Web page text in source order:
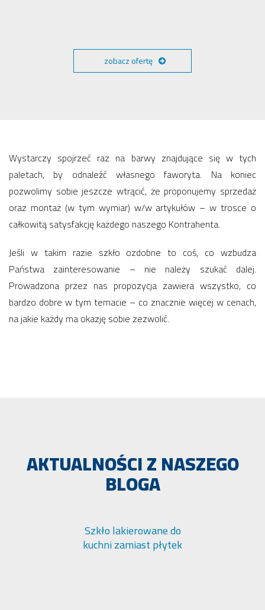
zobacz ofertę
Wystarczy spojrzeć raz na barwy znajdujące się w tych
paletach, by odnaleźć własnego faworyta. Na koniec
pozwolimy sobie jeszcze wtrącić, że proponujemy sprzedaż
oraz montaż (w tym wymiar) w/w artykułów – w trosce o
całkowitą satysfakcję każdego naszego Kontrahenta.
Jeśli w takim razie szkło ozdobne to coś, co wzbudza
Państwa zainteresowanie – nie należy szukać dalej.
Prowadzona przez nas propozycja zawiera wszystko, co
bardzo dobre w tym temacie – co znacznie więcej w cenach,
na jakie każdy ma okazję sobie zezwolić.
AKTUALNOŚCI Z NASZEGO
BLOGA
Szkło lakierowane do
kuchni zamiast płytek